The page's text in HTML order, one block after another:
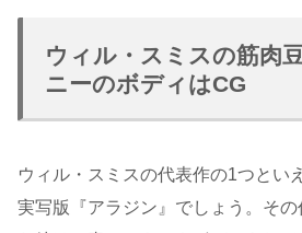
ウィル・スミスの筋肉
ニーのボディはCG
ウィル・スミスの代表作の1つとい
実写版『アラジン』でしょう。そ